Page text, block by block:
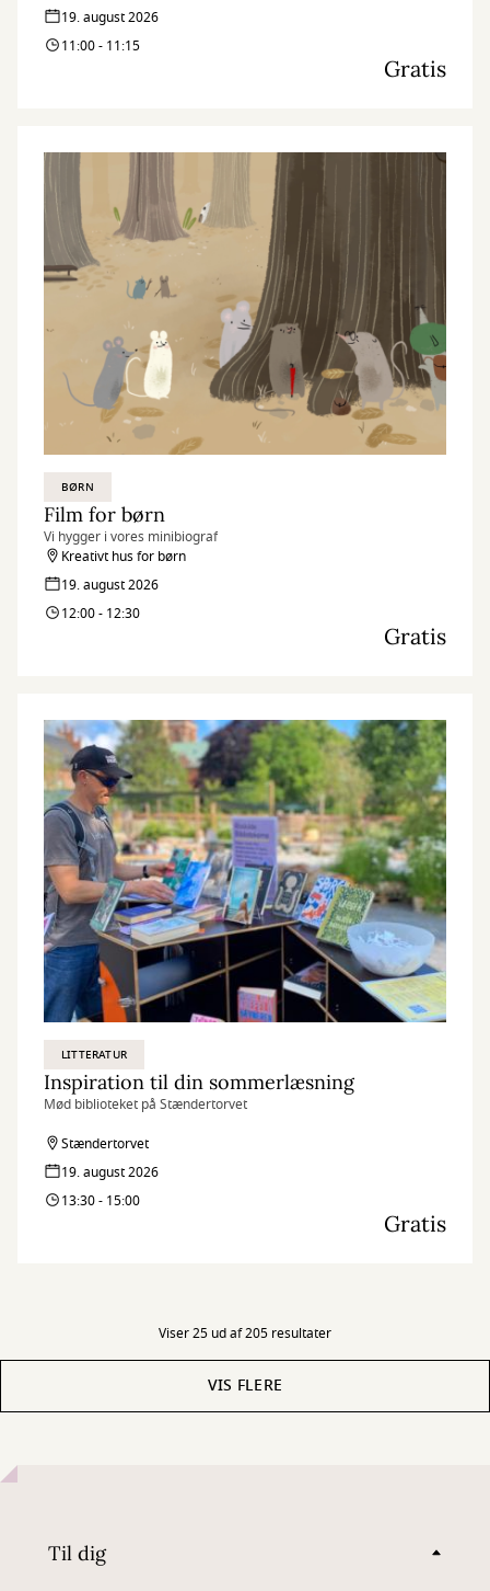
19. august 2026
11:00 - 11:15
Gratis
BØRN
Film for børn
Vi hygger i vores minibiograf
Kreativt hus for børn
19. august 2026
12:00 - 12:30
Gratis
LITTERATUR
Inspiration til din sommerlæsning
Mød biblioteket på Stændertorvet
Stændertorvet
19. august 2026
13:30 - 15:00
Gratis
Viser 25 ud af 205 resultater
VIS FLERE
Til dig